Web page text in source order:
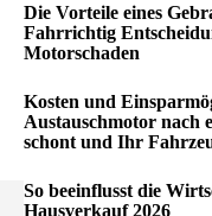
Die Vorteile eines
Fahrrichtig
Motorschaden
Kosten und
Austauschmotor nach
schont und Ihr
So beeinflusst die
Hausverkauf 2026